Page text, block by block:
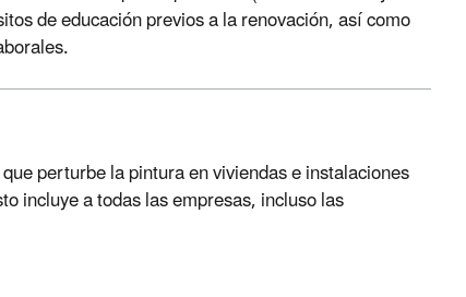
de educación previos a la renovación, así como
perturbe la pintura en viviendas e instalaciones
incluye a todas las empresas, incluso las